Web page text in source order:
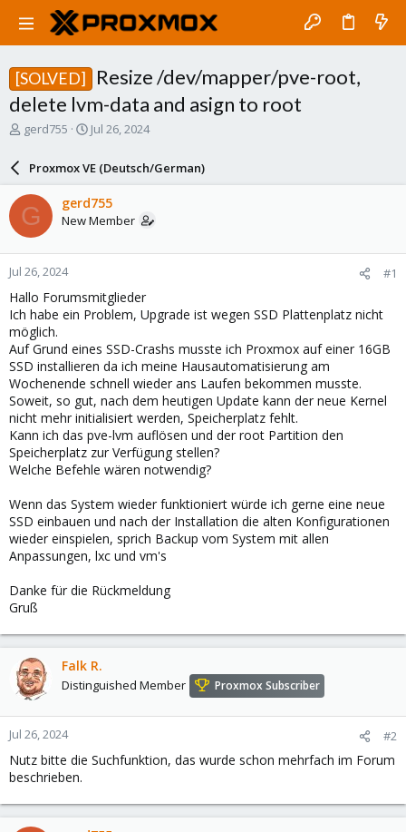
[SOLVED]
Resize /dev/mapper/pve-root,
delete lvm-data and asign to root
T
a
d
s
t
a
r
t
e
r
gerd755
S
a
r
d
a
e
Jul 26, 2024
Proxmox VE (Deutsch/German)
G gerd755
New Member
Jul 26, 2024 #1
Hallo Forumsmitglieder
Ich habe ein Problem, Upgrade ist wegen SSD Plattenplatz nicht
möglich.
Auf Grund eines SSD-Crashs musste ich Proxmox auf einer 16GB
SSD installieren da ich meine Hausautomatisierung am
Wochenende schnell wieder ans Laufen bekommen musste.
Soweit, so gut, nach dem heutigen Update kann der neue Kernel
nicht mehr initialisiert werden, Speicherplatz fehlt.
Kann ich das pve-lvm auflösen und der root Partition den
Speicherplatz zur Verfügung stellen?
Welche Befehle wären notwendig?
Wenn das System wieder funktioniert würde ich gerne eine neue
SSD einbauen und nach der Installation die alten Konfigurationen
wieder einspielen, sprich Backup vom System mit allen
Anpassungen, lxc und vm's
Danke für die Rückmeldung
Gruß
Falk R.
Distinguished Member Proxmox Subscriber
Jul 26, 2024 #2
Nutz bitte die Suchfunktion, das wurde schon mehrfach im Forum
beschrieben.